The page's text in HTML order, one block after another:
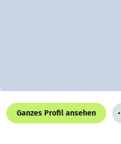
Ganzes Profil ansehen